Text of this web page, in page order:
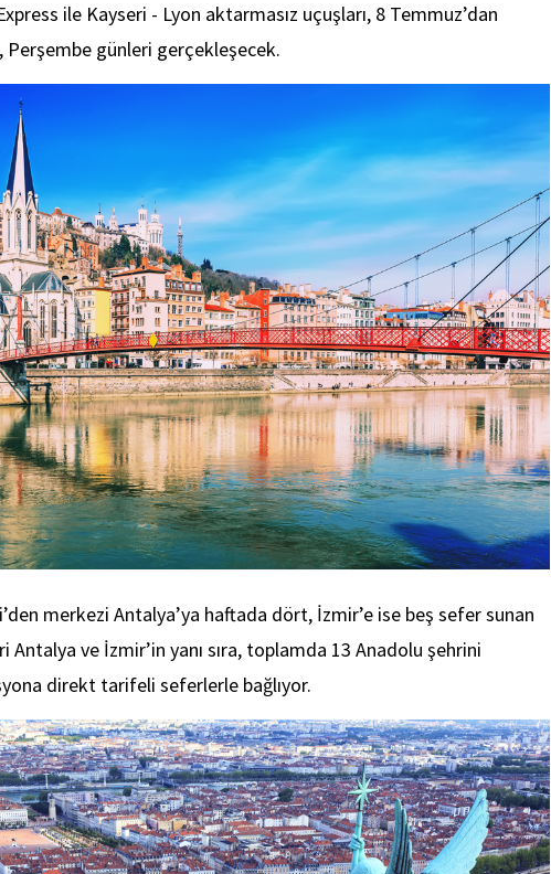
ile Kayseri - Lyon aktarmasız uçuşları, 8 Temmuz’dan
günleri gerçekleşecek.
merkezi Antalya’ya haftada dört, İzmir’e ise beş sefer sunan
Antalya ve İzmir’in yanı sıra, toplamda 13 Anadolu şehrini
direkt tarifeli seferlerle bağlıyor.